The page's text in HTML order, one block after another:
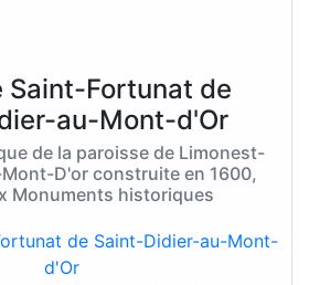
Saint-Fortunat de
au-Mont-d'Or
de la paroisse de Limonest-
D'or construite en 1600,
Monuments historiques